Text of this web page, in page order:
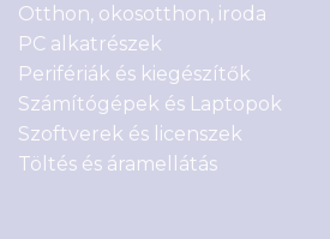
Otthon, okosotthon, iroda
PC alkatrészek
Perifériák és kiegészítők
Számítógépek és Laptopok
Szoftverek és licenszek
Töltés és áramellátás